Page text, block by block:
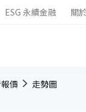
ESG 永續金融 關
價 走勢圖